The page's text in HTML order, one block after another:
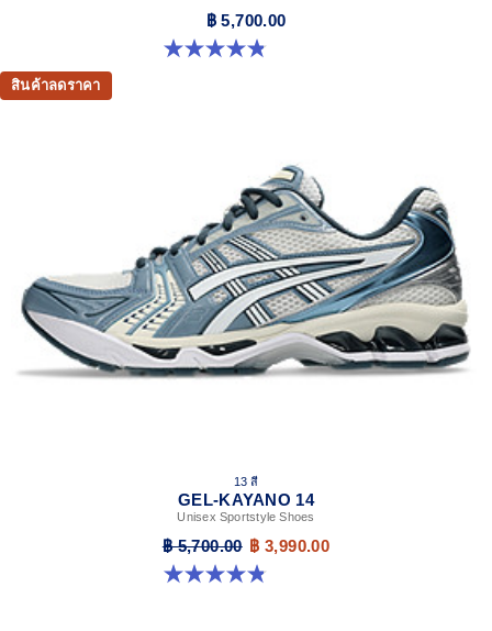
฿ 5,700.00
4.9 จาก 5 ดาว 1162 รีวิว
สินค้าลดราคา
13 สี
GEL-KAYANO 14
Unisex Sportstyle Shoes
฿ 5,700.00 ฿ 3,990.00
4.8 จาก 5 ดาว 1722 รีวิว